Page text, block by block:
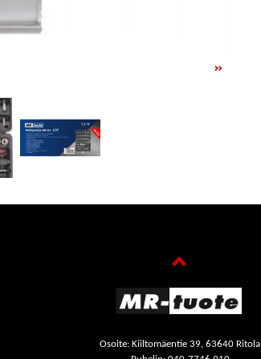
»
Osoite: Kiiltomäentie 39, 63640 Ritola